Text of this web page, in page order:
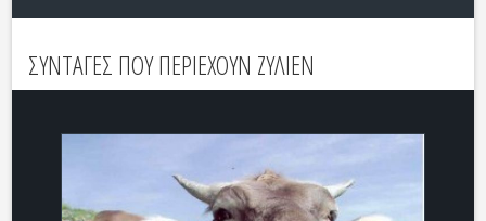
ΣΥΝΤΑΓΕΣ ΠΟΥ ΠΕΡΙΕΧΟΥΝ ΖΥΛΙΕΝ